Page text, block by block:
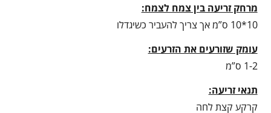
מרחק זריעה בין צמח לצמח:
10*10 ס”מ אך צריך להעביר כשיגדלו
עומק שזורעים את הזרעים:
1-2 ס”מ
תנאי זריעה:
קרקע קצת לחה